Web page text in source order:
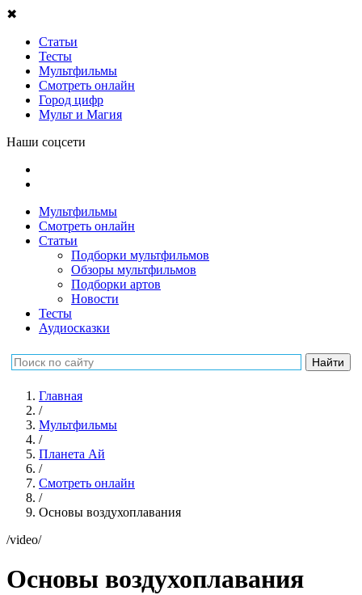
✖
Статьи
Тесты
Мультфильмы
Смотреть онлайн
Город цифр
Мульт и Магия
Наши соцсети
Мультфильмы
Смотреть онлайн
Статьи
Подборки мультфильмов
Обзоры мультфильмов
Подборки артов
Новости
Тесты
Аудиосказки
Главная
/
Мультфильмы
/
Планета Ай
/
Смотреть онлайн
/
Основы воздухоплавания
/video/
Основы воздухоплавания